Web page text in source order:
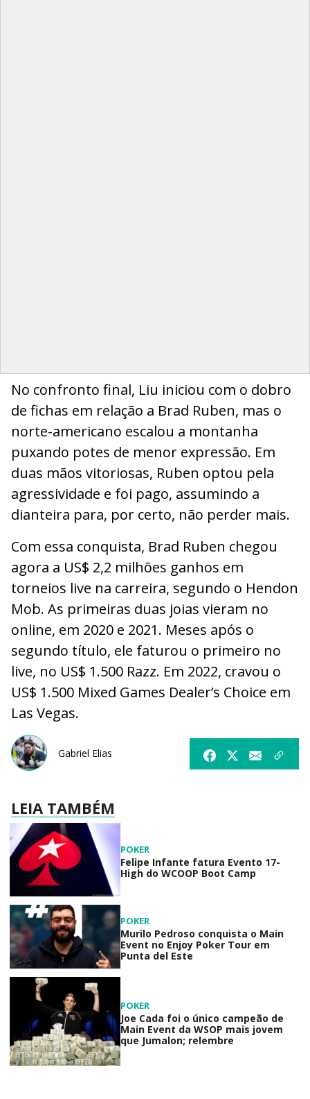
No confronto final, Liu iniciou com o dobro
de fichas em relação a Brad Ruben, mas o
norte-americano escalou a montanha
puxando potes de menor expressão. Em
duas mãos vitoriosas, Ruben optou pela
agressividade e foi pago, assumindo a
dianteira para, por certo, não perder mais.
Com essa conquista, Brad Ruben chegou
agora a US$ 2,2 milhões ganhos em
torneios live na carreira, segundo o Hendon
Mob. As primeiras duas joias vieram no
online, em 2020 e 2021. Meses após o
segundo título, ele faturou o primeiro no
live, no US$ 1.500 Razz. Em 2022, cravou o
US$ 1.500 Mixed Games Dealer’s Choice em
Las Vegas.
Gabriel Elias
LEIA TAMBÉM
POKER
Felipe Infante fatura Evento 17-
High do WCOOP Boot Camp
POKER
Murilo Pedroso conquista o Main
Event no Enjoy Poker Tour em
Punta del Este
POKER
Joe Cada foi o único campeão de
Main Event da WSOP mais jovem
que Jumalon; relembre